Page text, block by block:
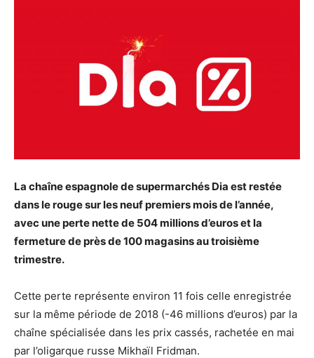
La chaîne espagnole de supermarchés Dia est restée
dans le rouge sur les neuf premiers mois de l’année,
avec une perte nette de 504 millions d’euros et la
fermeture de près de 100 magasins au troisième
trimestre.
Cette perte représente environ 11 fois celle enregistrée
sur la même période de 2018 (-46 millions d’euros) par la
chaîne spécialisée dans les prix cassés, rachetée en mai
par l’oligarque russe Mikhaïl Fridman.